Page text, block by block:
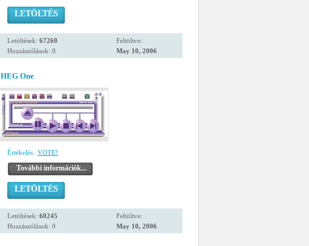
LETÖLTÉS
Letöltések: 67260
Hozzászólások: 0
Feltöltve:
May 10, 2006
HEG One
Értékelés: VOTE!
További információk...
LETÖLTÉS
Letöltések: 60245
Hozzászólások: 0
Feltöltve:
May 10, 2006